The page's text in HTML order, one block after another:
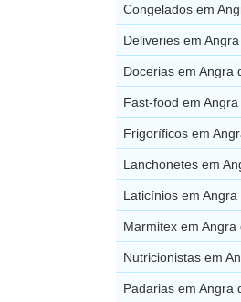
Congelados em
Deliveries em
Docerias em Angra
Fast-food em
Frigoríficos em
Lanchonetes em
Laticínios em
Marmitex em Angra
Nutricionistas em
Padarias em Angra